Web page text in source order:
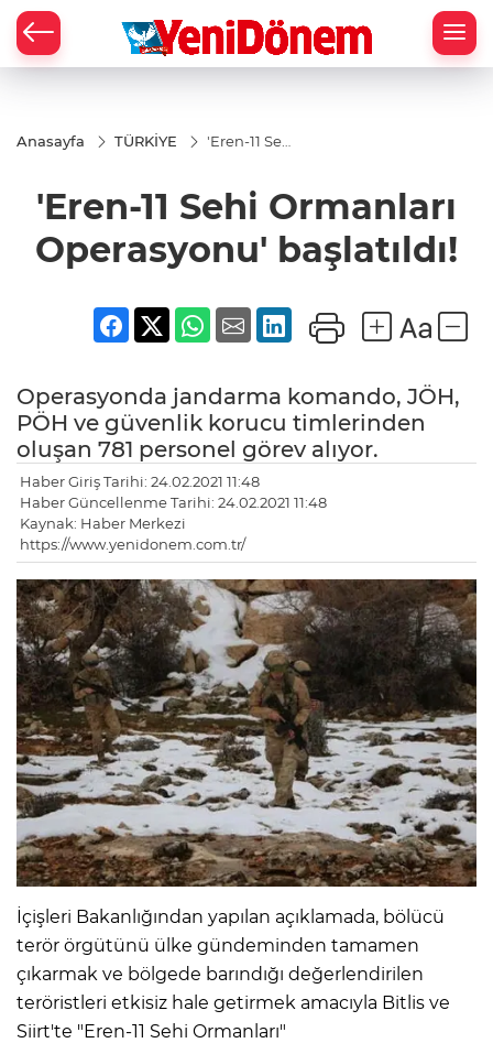
Anasayfa TÜRKİYE
'Eren-11 Sehi
başlatıldı!
'Eren-11 Sehi Ormanları
Operasyonu' başlatıldı!
Operasyonda jandarma komando, JÖH,
PÖH ve güvenlik korucu timlerinden
oluşan 781 personel görev alıyor.
Haber Giriş Tarihi: 24.02.2021 11:48
Haber Güncellenme Tarihi: 24.02.2021 11:48
Kaynak: Haber Merkezi
https://www.yenidonem.com.tr/
İçişleri Bakanlığından yapılan açıklamada, bölücü
terör örgütünü ülke gündeminden tamamen
çıkarmak ve bölgede barındığı değerlendirilen
teröristleri etkisiz hale getirmek amacıyla Bitlis ve
Siirt'te "Eren-11 Sehi Ormanları"